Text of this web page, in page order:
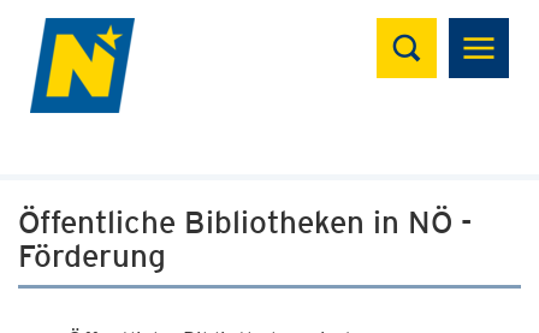
Suchen
Öffentliche Bibliotheken in NÖ -
Förderung